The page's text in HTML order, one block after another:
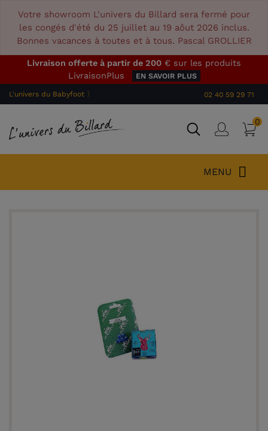
Votre showroom L'univers du Billard sera fermé pour
les congés d'été du 25 juillet au 19 aôut 2026 inclus.
Bonnes vacances à toutes et à tous. Pascal GROLLIER
Livraison offerte à partir de 200 € sur les produits
LivraisonPlus
EN SAVOIR PLUS
L'univers du Babyfoot 〉 02 40 59 29 71
0
MENU